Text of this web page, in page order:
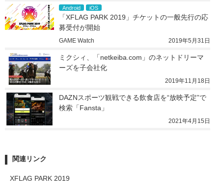
Android iOS
「XFLAG PARK 2019」チケットの一般先行の応
募受付が開始
GAME Watch 2019年5月31日
ミクシィ、「netkeiba.com」のネットドリーマ
ーズを子会社化
2019年11月18日
DAZNスポーツ観戦できる飲食店を“放映予定”で
検索「Fansta」
2021年4月15日
関連リンク
XFLAG PARK 2019